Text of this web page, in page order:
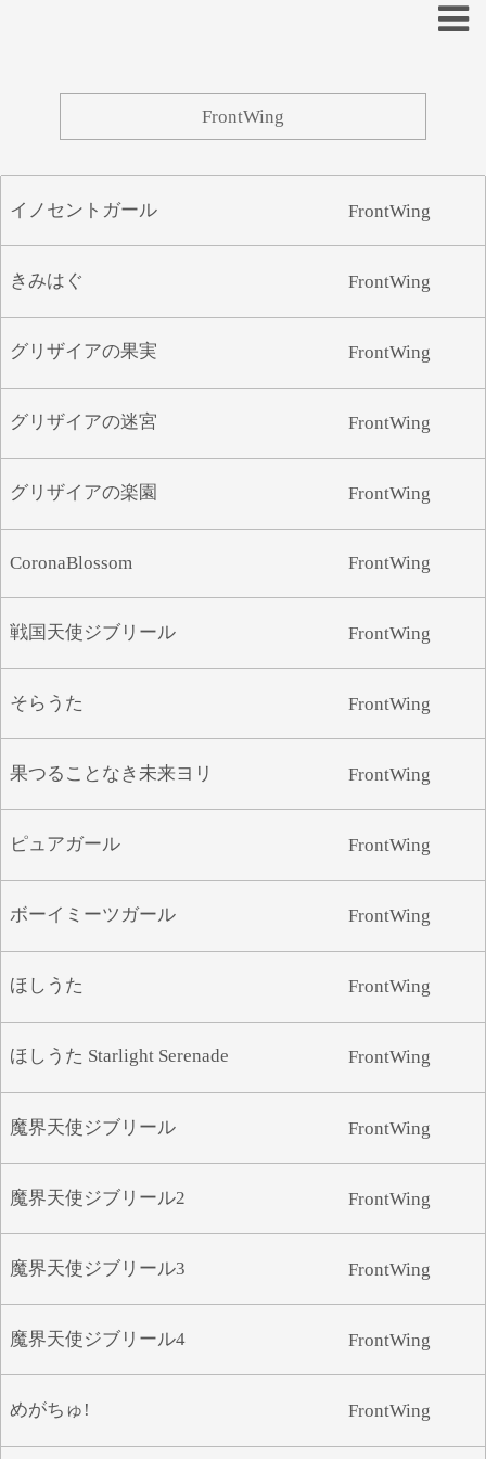
あ い う え お
こ
さ
た ち つ て と
な に の
は ひ
ま み む め も
や よ
わ
イノセントガール FrontWing
きみはぐ FrontWing
グリザイアの果実 FrontWing
グリザイアの迷宮 FrontWing
グリザイアの楽園 FrontWing
CoronaBlossom FrontWing
戦国天使ジブリール FrontWing
そらうた FrontWing
果つることなき未来ヨリ FrontWing
ピュアガール FrontWing
ボーイミーツガール FrontWing
ほしうた FrontWing
ほしうた Starlight Serenade FrontWing
魔界天使ジブリール FrontWing
魔界天使ジブリール2 FrontWing
魔界天使ジブリール3 FrontWing
魔界天使ジブリール4 FrontWing
めがちゅ! FrontWing